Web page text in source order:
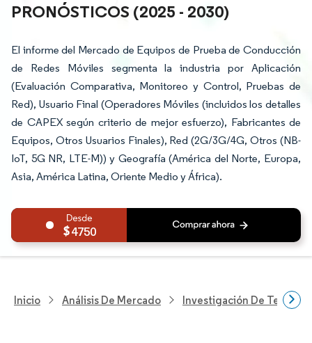
PRONÓSTICOS (2025 - 2030)
El informe del Mercado de Equipos de Prueba de Conducción
de Redes Móviles segmenta la industria por Aplicación
(Evaluación Comparativa, Monitoreo y Control, Pruebas de
Red), Usuario Final (Operadores Móviles (incluidos los detalles
de CAPEX según criterio de mejor esfuerzo), Fabricantes de
Equipos, Otros Usuarios Finales), Red (2G/3G/4G, Otros (NB-
IoT, 5G NR, LTE-M)) y Geografía (América del Norte, Europa,
Asia, América Latina, Oriente Medio y África).
4750
Inicio Análisis De Mercado Investigación De